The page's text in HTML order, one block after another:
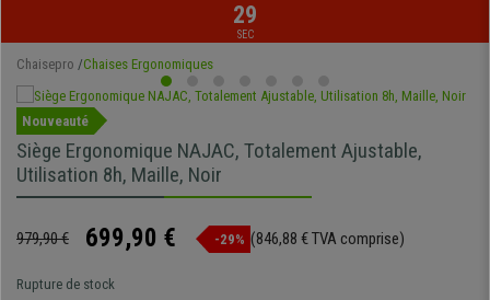
28
SEC
Chaisepro Chaises Ergonomiques
Nouveauté
Siège Ergonomique NAJAC, Totalement Ajustable,
Utilisation 8h, Maille, Noir
979,90 € 699,90 € -29% (846,88 € TVA comprise)
Rupture de stock